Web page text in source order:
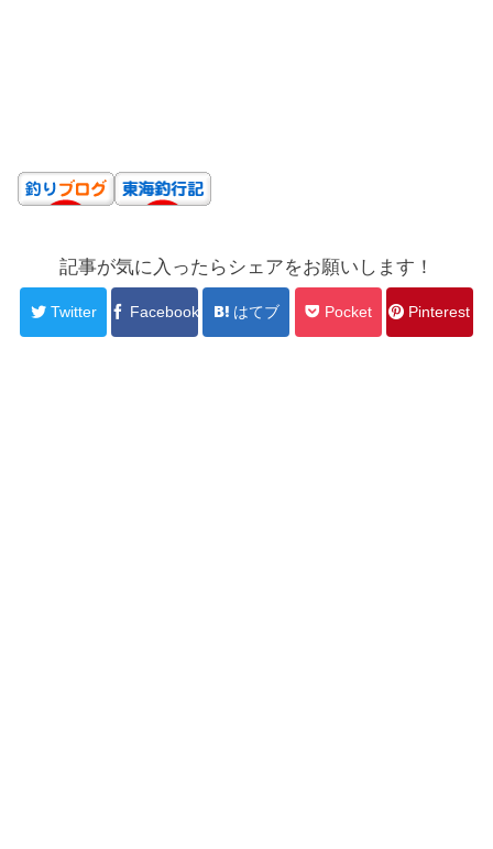
記事が気に入ったらシェアをお願いします！
Twitter Facebook はてブ Pocket Pinterest